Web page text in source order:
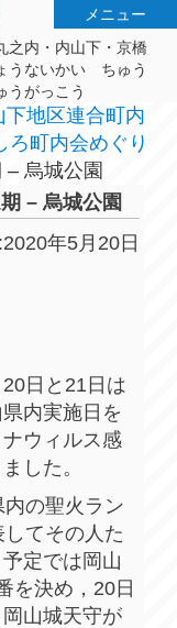
メニュー
内・内山下・京橋
うないかい ちゅう
がっこう
下地区連合町内
ろ町内会めぐり
烏城公園
– 烏城公園
年5月20日
日と21日は
内実施日を
ウィルス感
した。
の聖火ラン
てその人た
定では岡山
を決め，20日
山城天守が